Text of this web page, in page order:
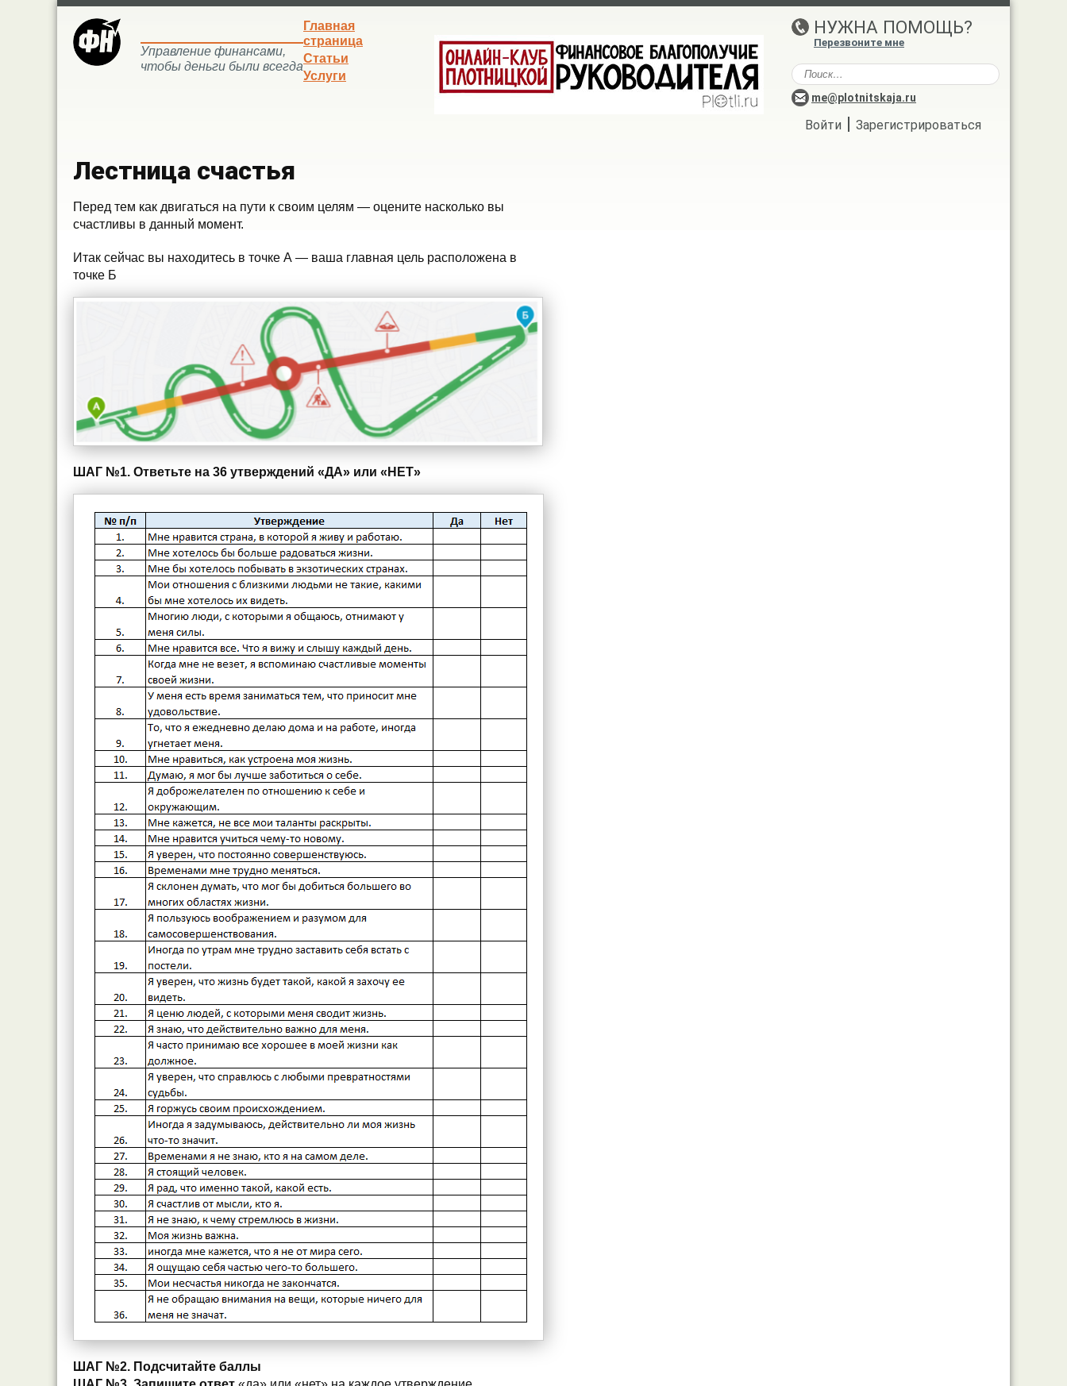
Управление финансами,
чтобы деньги были всегда
Главная
страница
Статьи
Услуги
НУЖНА ПОМОЩЬ?
Перезвоните мне
me@plotnitskaja.ru
Войти | Зарегистрироваться
Лестница счастья
Перед тем как двигаться на пути к своим целям — оцените насколько вы
счастливы в данный момент.
Итак сейчас вы находитесь в точке А — ваша главная цель расположена в
точке Б
ШАГ №1. Ответьте на 36 утверждений «ДА» или «НЕТ»
ШАГ №2. Подсчитайте баллы